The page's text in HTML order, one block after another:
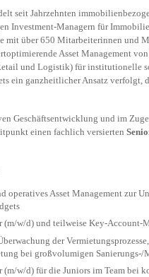
seit Jahrzehnten
Investment-Managern für
mit über 650 Mitarbeiterinnen und
Asset Management
und Logistik) für institutionelle
ein ganzheitlicher Ansatz
Geschäftsentwicklung und im
einen fachlich versierten
operatives Asset Management zur
(m/w/d) und teilweise Key-Account-
der
bei großvolumigen Sanierungs-/
(m/w/d) für die Juniors im Team bei